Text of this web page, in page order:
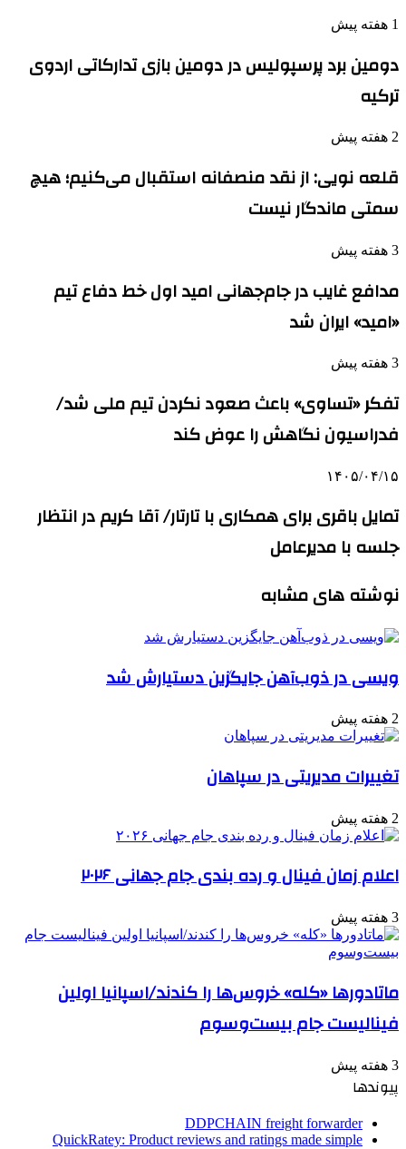
1 هفته پیش
دومین برد پرسپولیس در دومین بازی تدارکاتی اردوی
ترکیه
2 هفته پیش
قلعه نویی: از نقد منصفانه استقبال می‌کنیم؛ هیچ
سمتی ماندگار نیست
3 هفته پیش
مدافع غایب در جام‌جهانی امید اول خط دفاع تیم
«امید» ایران شد
3 هفته پیش
تفکر «تساوی» باعث صعود نکردن تیم ملی شد/
فدراسیون نگاهش را عوض کند
۱۴۰۵/۰۴/۱۵
تمایل باقری برای همکاری با تارتار/ آقا کریم در انتظار
جلسه با مدیرعامل
نوشته های مشابه
ویسی در ذوب‌آهن جایگزین دستیارش شد
2 هفته پیش
تغییرات مدیریتی در سپاهان
2 هفته پیش
اعلام زمان فینال و رده بندی جام جهانی ۲۰۲۶
3 هفته پیش
ماتادورها «کله» خروس‌ها را کندند/اسپانیا اولین
فینالیست جام بیست‌وسوم
3 هفته پیش
پیوندها
DDPCHAIN freight forwarder
QuickRatey: Product reviews and ratings made simple